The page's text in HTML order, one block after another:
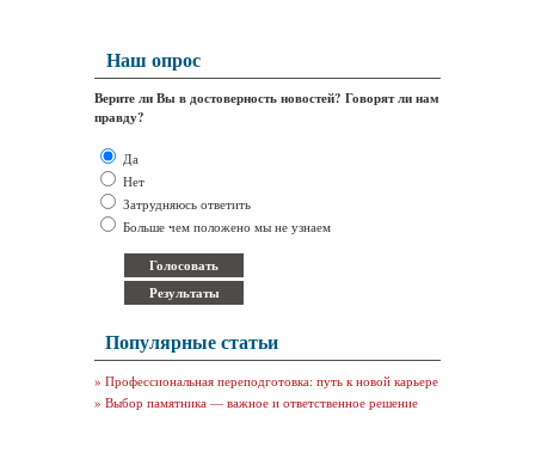
Наш опрос
Верите ли Вы в достоверность новостей? Говорят ли нам
правду?
Да
Нет
Затрудняюсь ответить
Больше чем положено мы не узнаем
Популярные статьи
» Профессиональная переподготовка: путь к новой карьере
» Выбор памятника — важное и ответственное решение